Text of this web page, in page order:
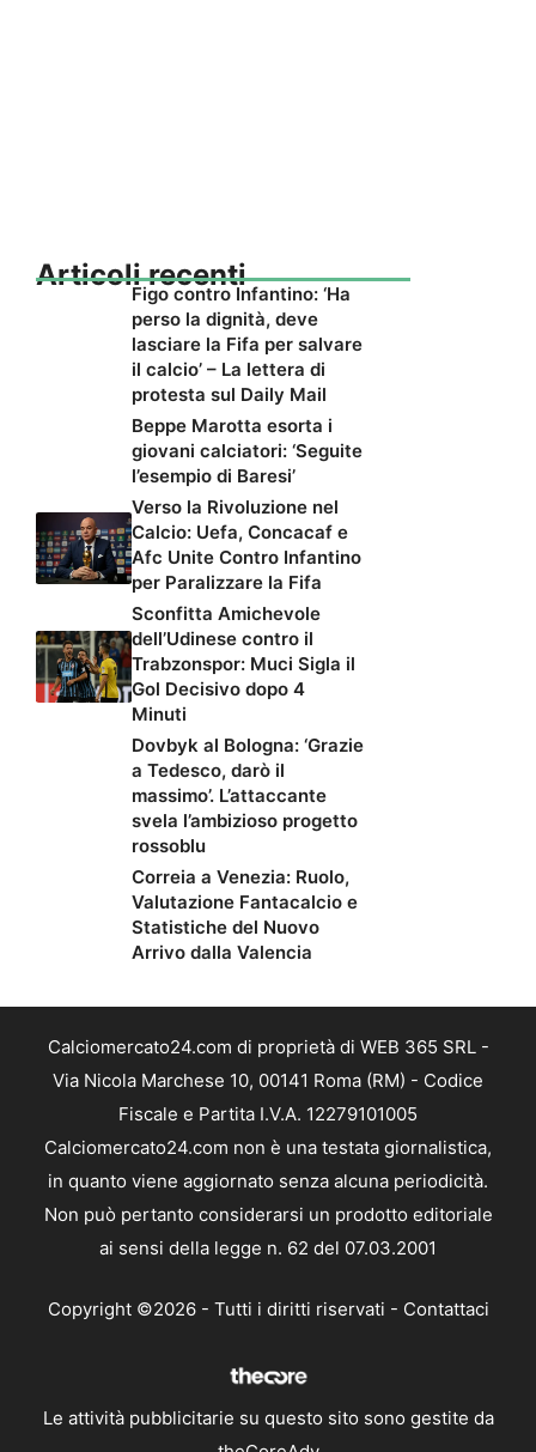
Articoli recenti
Figo contro Infantino: ‘Ha
perso la dignità, deve
lasciare la Fifa per salvare
il calcio’ – La lettera di
protesta sul Daily Mail
Beppe Marotta esorta i
giovani calciatori: ‘Seguite
l’esempio di Baresi’
Verso la Rivoluzione nel
Calcio: Uefa, Concacaf e
Afc Unite Contro Infantino
per Paralizzare la Fifa
Sconfitta Amichevole
dell’Udinese contro il
Trabzonspor: Muci Sigla il
Gol Decisivo dopo 4
Minuti
Dovbyk al Bologna: ‘Grazie
a Tedesco, darò il
massimo’. L’attaccante
svela l’ambizioso progetto
rossoblu
Correia a Venezia: Ruolo,
Valutazione Fantacalcio e
Statistiche del Nuovo
Arrivo dalla Valencia
Calciomercato24.com di proprietà di WEB 365 SRL -
Via Nicola Marchese 10, 00141 Roma (RM) - Codice
Fiscale e Partita I.V.A. 12279101005
Calciomercato24.com non è una testata giornalistica,
in quanto viene aggiornato senza alcuna periodicità.
Non può pertanto considerarsi un prodotto editoriale
ai sensi della legge n. 62 del 07.03.2001
Copyright ©2026 - Tutti i diritti riservati - Contattaci
Le attività pubblicitarie su questo sito sono gestite da